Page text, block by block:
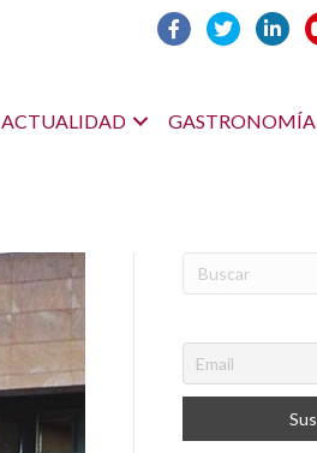
ACTUALIDAD GASTRONOMÍA